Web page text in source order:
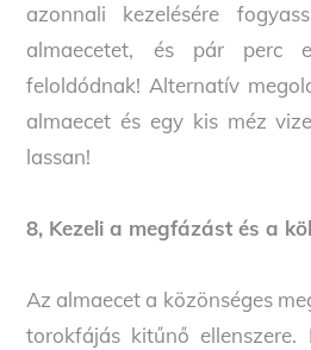
azonnali kezelésére
almaecetet, és pár perc
feloldódnak! Alternatív
almaecet és egy kis méz
lassan!
8, Kezeli a megfázást és a
Az almaecet a közönséges
torokfájás kitűnő ellenszere.